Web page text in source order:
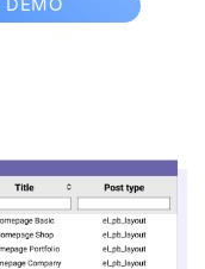
DEMO